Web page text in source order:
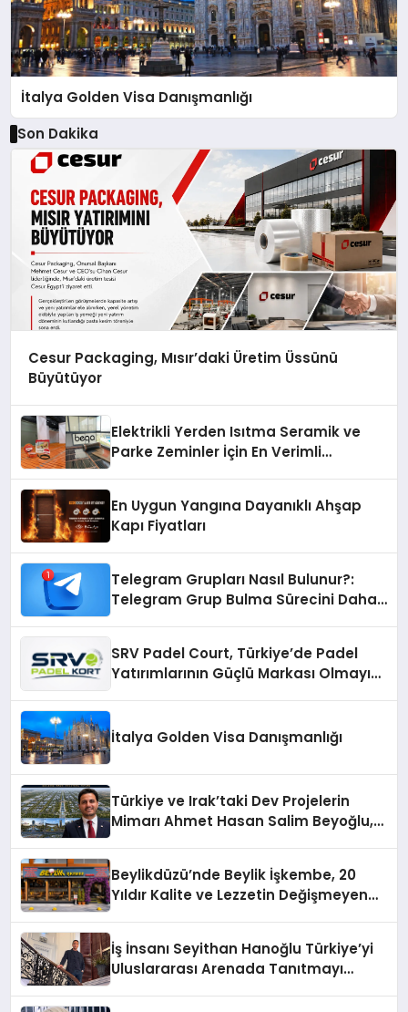
İtalya Golden Visa Danışmanlığı
Son Dakika
Cesur Packaging, Mısır’daki Üretim Üssünü
Büyütüyor
Elektrikli Yerden Isıtma Seramik ve
Parke Zeminler İçin En Verimli
En Uygun Yangına Dayanıklı Ahşap
Kapı Fiyatları
Telegram Grupları Nasıl Bulunur?:
Telegram Grup Bulma Sürecini Daha
SRV Padel Court, Türkiye’de Padel
Yatırımlarının Güçlü Markası Olmayı
İtalya Golden Visa Danışmanlığı
Türkiye ve Irak’taki Dev Projelerin
Mimarı Ahmet Hasan Salim Beyoğlu,
Hayata Geçirecek
Beylikdüzü’nde Beylik İşkembe, 20
Yıldır Kalite ve Lezzetin Değişmeyen
İş İnsanı Seyithan Hanoğlu Türkiye’yi
Uluslararası Arenada Tanıtmayı